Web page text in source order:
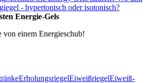
- hypertonisch oder isotonisch?
Energie-Gels
von einem Energieschub!
ErholungsriegelEiweißriegelEiweiß-